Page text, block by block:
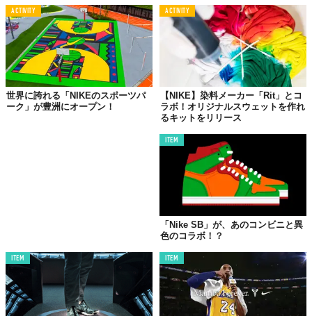
ACTIVITY
世界に誇れる「NIKEのスポーツパ
ーク」が豊洲にオープン！
ACTIVITY
【NIKE】染料メーカー「Rit」とコ
ラボ！オリジナルスウェットを作れ
るキットをリリース
ITEM
「Nike SB」が、あのコンビニと異
色のコラボ！？
ITEM ITEM